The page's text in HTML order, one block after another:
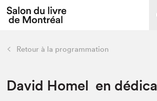
L'événement
Préparer sa visite au Salon
retour
Liens pratiques
Retour à la programmation
David Homel en